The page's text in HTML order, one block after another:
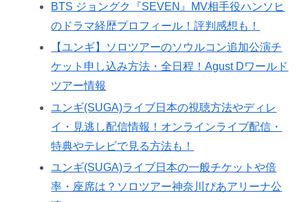
BTS ジョングク『SEVEN』MV相手役ハンソヒ
のドラマ経歴プロフィール！評判感想も！
【ユンギ】ソロツアーのソウルコン追加公演チ
ケット申し込み方法・全日程！Agust Dワールド
ツアー情報
ユンギ(SUGA)ライブ日本の視聴方法やディレ
イ・見逃し配信情報！オンラインライブ配信・
特典やテレビで見る方法も！
ユンギ(SUGA)ライブ日本の一般チケットや倍
率・座席は？ソロツアー神奈川ぴあアリーナ公